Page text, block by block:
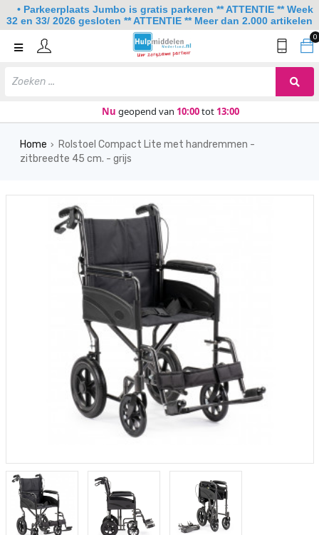
0
Nu geopend van 10:00tot 13:00
Home
Keuken
Home › Rolstoel Compact Lite met handremmen -
zitbreedte 45 cm. - grijs
• Parkeerplaats Jumbo is gratis parkeren ** ATTENTIE ** Week
32 en 33/ 2026 gesloten ** ATTENTIE ** Meer dan 2.000 artikelen